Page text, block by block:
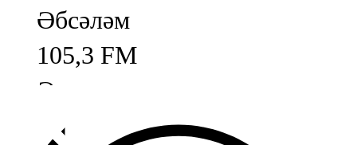
Әбсәләм
105,3 FM
Әлмәт
92,9 FM